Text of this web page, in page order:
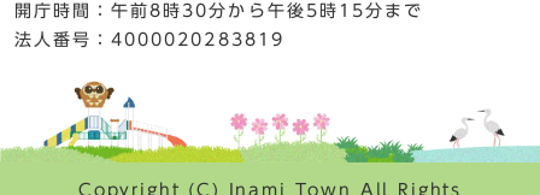
開庁時間：午前8時30分から午後5時15分まで
法人番号：4000020283819
Copyright (C) Inami Town All Rights